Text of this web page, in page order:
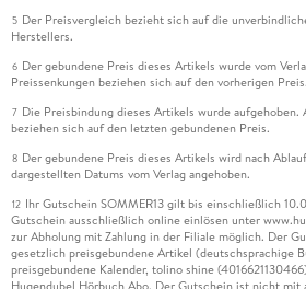
5 Der Preisvergleich bezieht sich auf die
Herstellers.
6 Der gebundene Preis dieses Artikels wurde vom
Preissenkungen beziehen sich auf den vorherigen Preis.
7 Die Preisbindung dieses Artikels wurde aufgehoben.
beziehen sich auf den letzten gebundenen Preis.
8 Der gebundene Preis dieses Artikels wird nach
dargestellten Datums vom Verlag angehoben.
12 Ihr Gutschein SOMMER13 gilt bis einschließlich
Gutschein ausschließlich online einlösen unter
zur Abholung mit Zahlung in der Filiale möglich. Der
gesetzlich preisgebundene Artikel (deutschsprachige
preisgebundene Kalender, tolino shine